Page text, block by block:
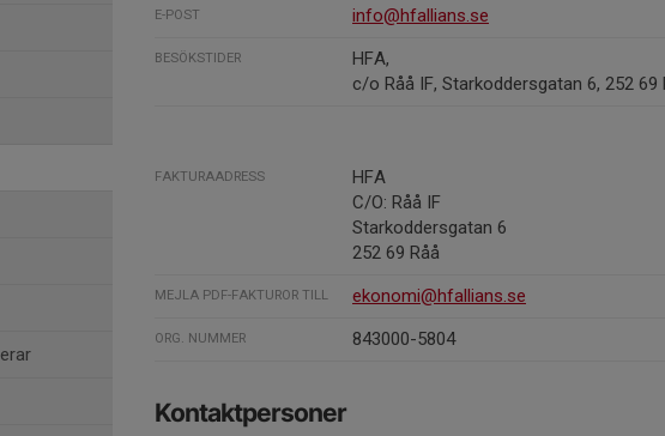
E-POST info@hfallians.se
BESÖKSTIDER
HFA,
c/o Råå IF, Starkoddersgatan 6, 252 69
FAKTURAADRESS
HFA
C/O: Råå IF
Starkoddersgatan 6
252 69 Råå
MEJLA PDF-FAKTUROR TILL ekonomi@hfallians.se
ORG. NUMMER 843000-5804
Kontaktpersoner